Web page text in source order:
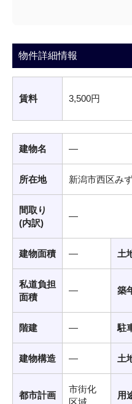
物件詳細情報
賃料 3,500円
建物名 ―
所在地 新潟市西区み
間取り
(内訳)
―
建物面積 ― 土
私道負担
面積
― 築
階建 ― 駐
建物構造 ― 土
都市計画
市街化
区域
用